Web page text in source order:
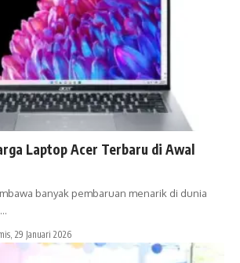
Laptop Acer Terbaru di Awal
banyak pembaruan menarik di dunia
29 Januari 2026